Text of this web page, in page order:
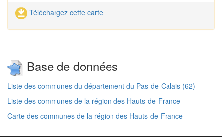
Téléchargez cette carte
Base de données
Liste des communes du département du Pas-de-Calais (62)
Liste des communes de la région des Hauts-de-France
Carte des communes de la région des Hauts-de-France